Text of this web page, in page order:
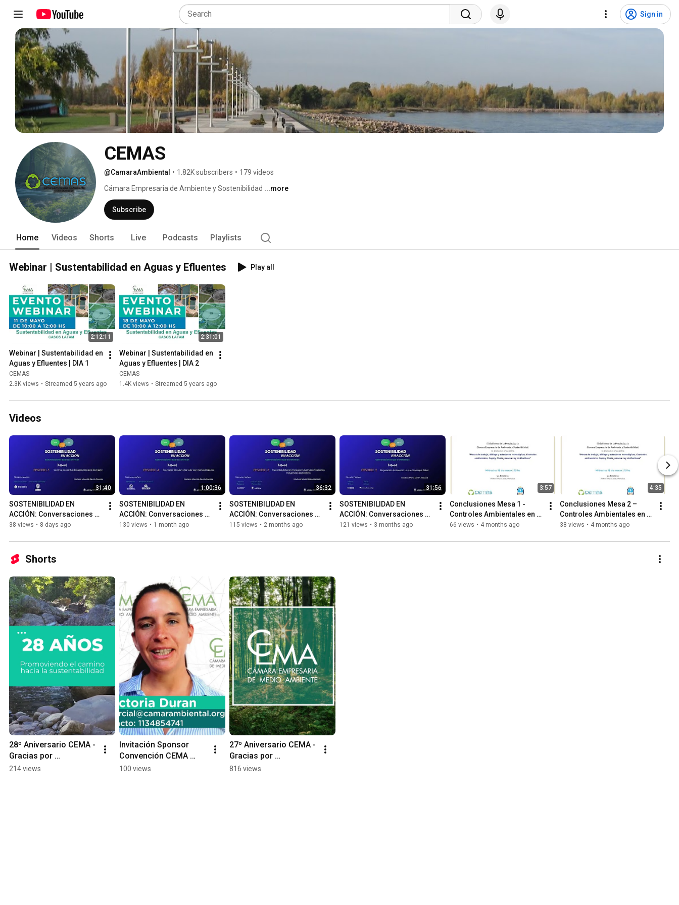
Sign in
CEMAS
@CamaraAmbiental • 1.82K subscribers • 179 videos
Cámara Empresaria de Ambiente y Sostenibilidad ...more
Subscribe
Home Videos Shorts Live Podcasts Playlists
Webinar | Sustentabilidad en Aguas y Efluentes Play all
2:12:11
Webinar | Sustentabilidad en
Aguas y Efluentes | DIA 1
CEMAS
2.3K views • Streamed 5 years ago
2:31:01
Webinar | Sustentabilidad en
Aguas y Efluentes | DIA 2
CEMAS
1.4K views • Streamed 5 years ago
Videos
31:40
SOSTENIBILIDAD EN
ACCIÓN: Conversaciones
que transforman:
38 views • 8 days ago
1:00:36
SOSTENIBILIDAD EN
ACCIÓN: Conversaciones
que transforman: Economía
130 views • 1 month ago
36:32
SOSTENIBILIDAD EN
ACCIÓN: Conversaciones
que transforman - Episodio
115 views • 2 months ago
31:56
SOSTENIBILIDAD EN
ACCIÓN: Conversaciones
que transforman - Episodio
121 views • 3 months ago
3:57
Conclusiones Mesa 1 -
Controles Ambientales en
Industria, Agroindustria,
66 views • 4 months ago
4:35
Conclusiones Mesa 2 –
Controles Ambientales en
Industria, Agroindustria,
38 views • 4 months ago
Shorts
28º Aniversario CEMA -
Gracias por
Acompañarnos!
214 views
Invitación Sponsor
Convención CEMA
2022
100 views
27º Aniversario CEMA -
Gracias por
Acompañarnos!
816 views